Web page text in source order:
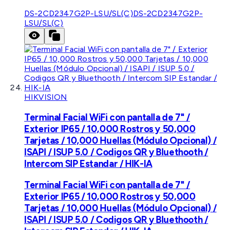
DS-2CD2347G2P-LSU/SL(C)DS-2CD2347G2P-
LSU/SL(C)
HIKVISION
Terminal Facial WiFi con pantalla de 7" /
Exterior IP65 / 10,000 Rostros y 50,000
Tarjetas / 10,000 Huellas (Módulo Opcional) /
ISAPI / ISUP 5.0 / Codigos QR y Bluethooth /
Intercom SIP Estandar / HIK-IA
Terminal Facial WiFi con pantalla de 7" /
Exterior IP65 / 10,000 Rostros y 50,000
Tarjetas / 10,000 Huellas (Módulo Opcional) /
ISAPI / ISUP 5.0 / Codigos QR y Bluethooth /